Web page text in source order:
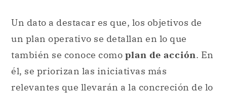
Un dato a destacar es que, los objetivos de
un plan operativo se detallan en lo que
también se conoce como plan de acción. En
él, se priorizan las iniciativas más
relevantes que llevarán a la concreción de lo